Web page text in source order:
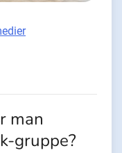
man
gruppe?